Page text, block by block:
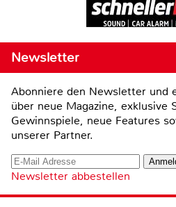
Newsletter
Abonniere den Newsletter und
über neue Magazine, exklusive
Gewinnspiele, neue Features
unserer Partner.
Newsletter abbestellen